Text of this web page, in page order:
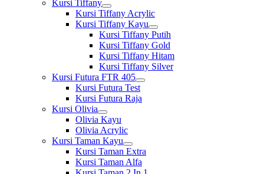
Kursi Tiffany
Show
sub
menu
Kursi Tiffany Acrylic
Kursi Tiffany Kayu
Show
sub
menu
Kursi Tiffany Putih
Kursi Tiffany Gold
Kursi Tiffany Hitam
Kursi Tiffany Silver
Kursi Futura FTR 405
Show
sub
menu
Kursi Futura Test
Kursi Futura Raja
Kursi Olivia
Show
sub
menu
Olivia Kayu
Olivia Acrylic
Kursi Taman Kayu
Show
sub
menu
Kursi Taman Extra
Kursi Taman Alfa